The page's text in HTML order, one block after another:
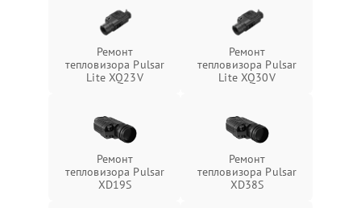
Ремонт
тепловизора Pulsar
Lite XQ23V
Ремонт
тепловизора Pulsar
Lite XQ30V
Ремонт
тепловизора Pulsar
XD19S
Ремонт
тепловизора Pulsar
XD38S